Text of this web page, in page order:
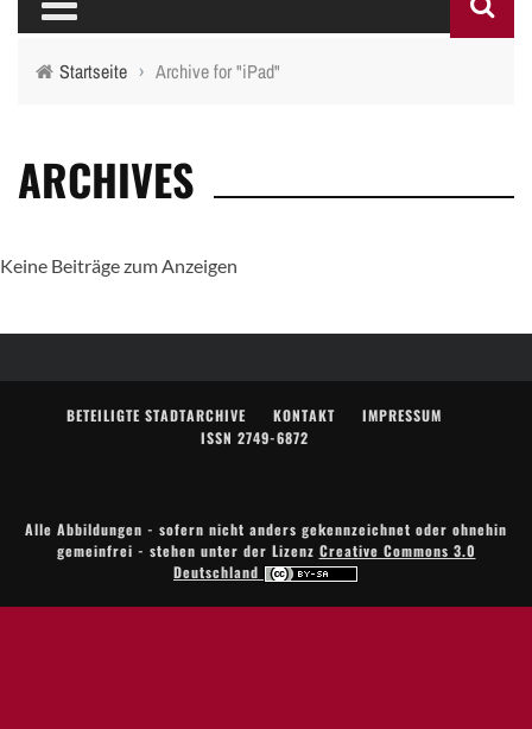
Startseite › Archive for "iPad"
ARCHIVES
Keine Beiträge zum Anzeigen
BETEILIGTE STADTARCHIVE KONTAKT
IMPRESSUM
ISSN 2749-6872
Alle Abbildungen - sofern nicht anders gekennzeichnet oder ohnehin
gemeinfrei - stehen unter der Lizenz Creative Commons 3.0
Deutschland